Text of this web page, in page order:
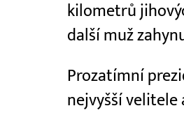
kilometrů
další muž
Prozatímní
nejvyšší velitele